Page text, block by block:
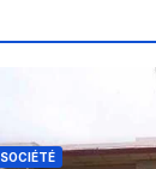
SOCIÉTÉ